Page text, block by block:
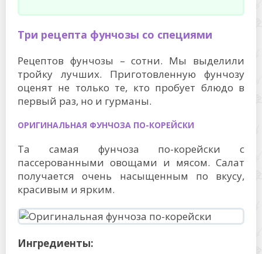
Три рецепта фунчозы со специями
Рецептов фунчозы – сотни. Мы выделили
тройку лучших. Приготовленную фунчозу
оценят не только те, кто пробует блюдо в
первый раз, но и гурманы.
ОРИГИНАЛЬНАЯ ФУНЧОЗА ПО-КОРЕЙСКИ
Та самая фунчоза по-корейски с
пассерованными овощами и мясом. Салат
получается очень насыщенным по вкусу,
красивым и ярким.
Ингредиенты: